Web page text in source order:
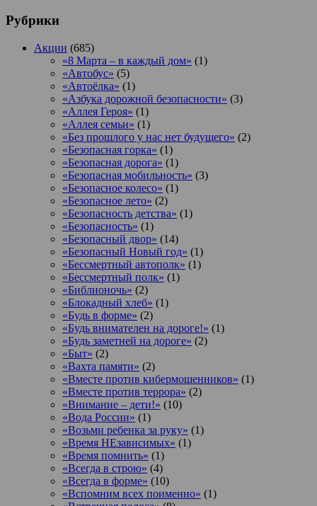
Рубрики
Акции (685)
«8 Марта – в каждый дом» (1)
«Автобус» (5)
«Автоёлка» (1)
«Азбука дорожной безопасности» (3)
«Аллея Героя» (1)
«Аллея семьи» (1)
«Без прошлого у нас нет будущего» (2)
«Безопасная горка» (1)
«Безопасная дорога» (1)
«Безопасная мобильность» (3)
«Безопасное колесо» (1)
«Безопасное лето» (2)
«Безопасность детства» (1)
«Безопасность» (1)
«Безопасный двор» (14)
«Безопасный Новый год» (1)
«Бессмертный автополк» (1)
«Бессмертный полк» (1)
«Библионочь» (2)
«Блокадный хлеб» (1)
«Будь в форме» (2)
«Будь внимателен на дороге!» (1)
«Будь заметней на дороге» (2)
«Быт» (2)
«Вахта памяти» (2)
«Вместе против кибермошенников» (1)
«Вместе против террора» (2)
«Внимание – дети!» (10)
«Вода России» (1)
«Возьми ребенка за руку» (1)
«Время НЕзависимых» (1)
«Время помнить» (1)
«Всегда в строю» (4)
«Всегда в форме» (10)
«Вспомним всех поименно» (1)